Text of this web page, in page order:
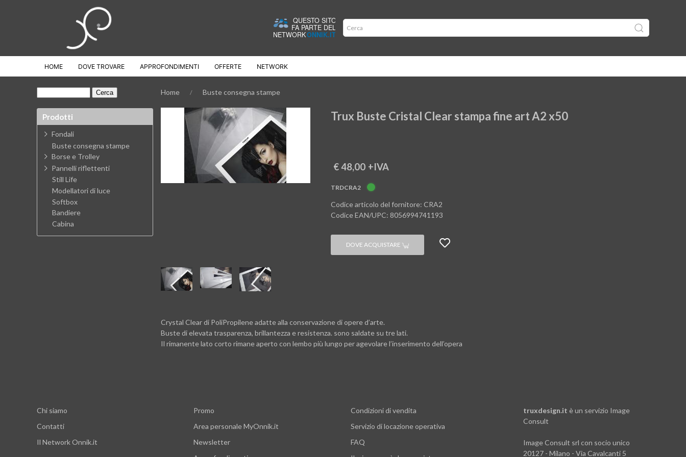
HOME DOVE TROVARE APPROFONDIMENTI OFFERTE NETWORK
Home Buste consegna stampe
Trux Buste Cristal Clear stampa fine art A2 x50
€ 48,00 +IVA
TRDCRA2
Codice articolo del fornitore: CRA2
Codice EAN/UPC: 8056994741193
DOVE ACQUISTARE
Crystal Clear di PoliPropilene adatte alla conservazione di opere d’arte.
Buste di elevata trasparenza, brillantezza e resistenza. sono saldate su tre lati.
Il rimanente lato corto rimane aperto con lembo più lungo per agevolare l’inserimento dell’opera
Prodotti
Fondali
Buste consegna stampe
Borse e Trolley
Pannelli riflettenti
Still Life
Modellatori di luce
Softbox
Bandiere
Cabina
Chi siamo
Contatti
Il Network Onnik.it
Promo
Area personale MyOnnik.it
Newsletter
Condizioni di vendita
Servizio di locazione operativa
FAQ
truxdesign.it è un servizio Image
Consult
Image Consult srl con socio unico
20127 - Milano - Via Cavalcanti 5